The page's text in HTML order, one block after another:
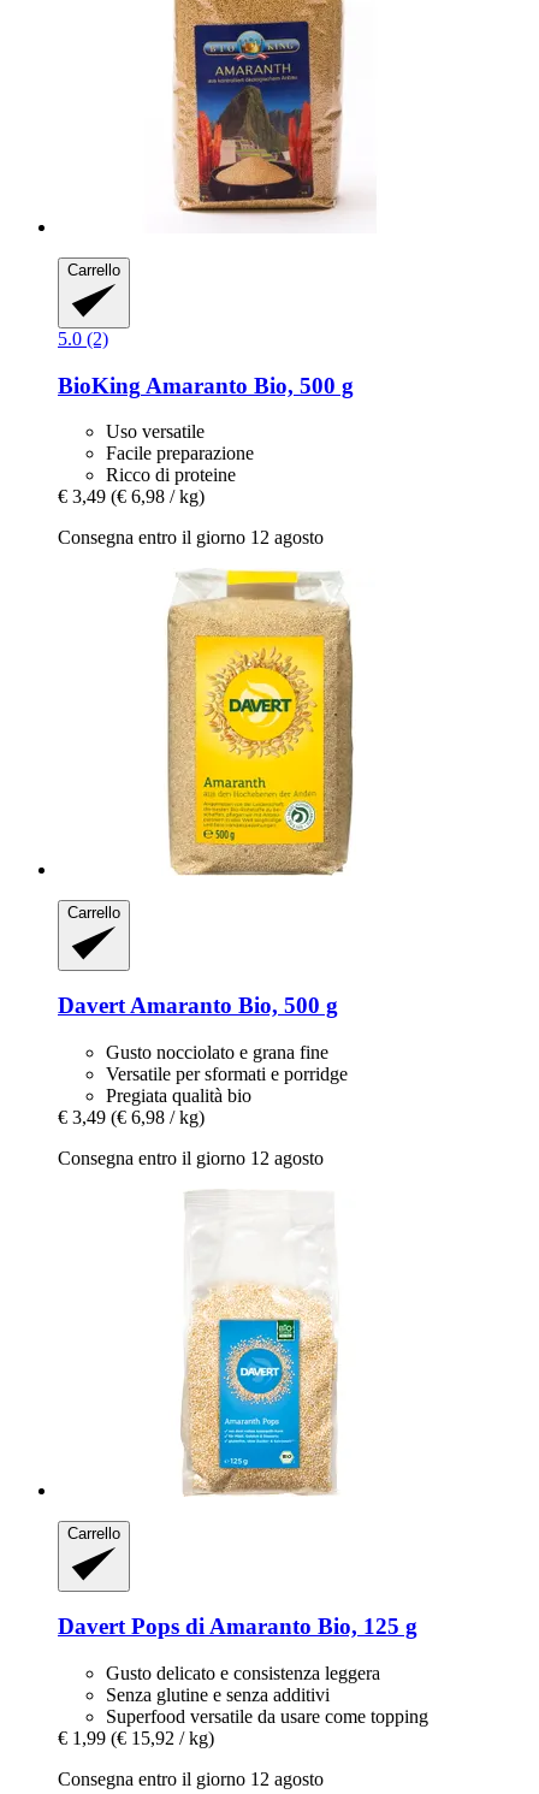
Carrello
5.0 (2)
BioKing Amaranto Bio, 500 g
Uso versatile
Facile preparazione
Ricco di proteine
€ 3,49 (€ 6,98 / kg)
Consegna entro il giorno 12 agosto
Carrello
DavertAmaranto Bio, 500 g
Gusto nocciolato e grana fine
Versatile per sformati e porridge
Pregiata qualità bio
€ 3,49 (€ 6,98 / kg)
Consegna entro il giorno 12 agosto
Carrello
DavertPops di Amaranto Bio, 125 g
Gusto delicato e consistenza leggera
Senza glutine e senza additivi
Superfood versatile da usare come topping
€ 1,99 (€ 15,92 / kg)
Consegna entro il giorno 12 agosto